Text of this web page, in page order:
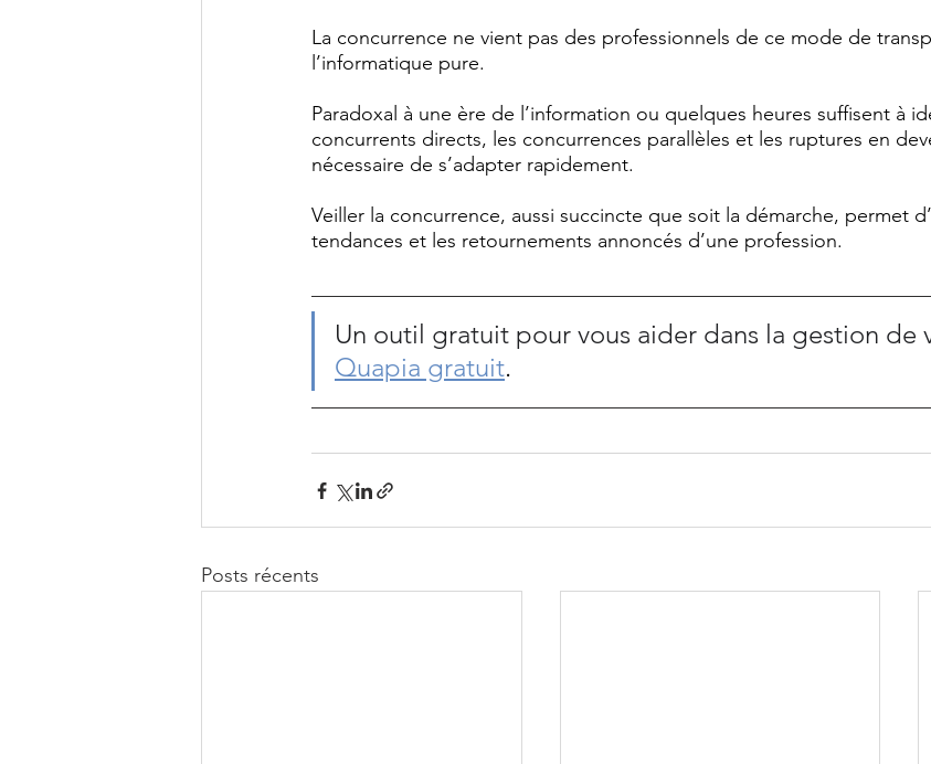
La concurrence ne vient pas des professionnels de ce mode de
l’informatique pure.
Paradoxal à une ère de l’information ou quelques heures suffisent à
concurrents directs, les concurrences parallèles et les ruptures en
nécessaire de s’adapter rapidement.
Veiller la concurrence, aussi succincte que soit la démarche, permet
tendances et les retournements annoncés d’une profession.
Un outil gratuit pour vous aider dans la gestion de
Quapia gratuit.
Posts récents